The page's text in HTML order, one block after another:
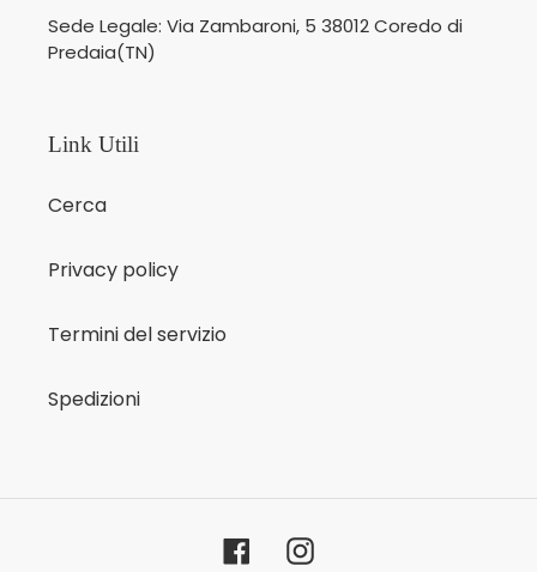
Sede Legale: Via Zambaroni, 5 38012 Coredo di
Predaia(TN)
Link Utili
Cerca
Privacy policy
Termini del servizio
Spedizioni
FacebookInstagram